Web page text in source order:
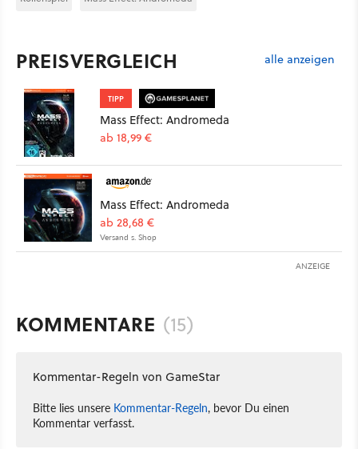
PREISVERGLEICH alle anzeigen
TIPP
Mass Effect: Andromeda
ab 18,99 €
Mass Effect: Andromeda
ab 28,68 €
Versand s. Shop
ANZEIGE
KOMMENTARE (15)
Kommentar-Regeln von GameStar
Bitte lies unsere Kommentar-Regeln, bevor Du einen
Kommentar verfasst.